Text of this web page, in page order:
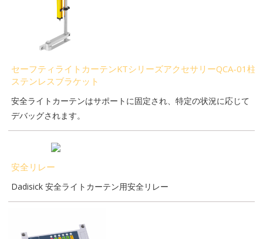
セーフティライトカーテンKTシリーズアクセサリーQCA-01柱
ステンレスブラケット
安全ライトカーテンはサポートに固定され、特定の状況に応じて
デバッグされます。
安全リレー
Dadisick 安全ライトカーテン用安全リレー